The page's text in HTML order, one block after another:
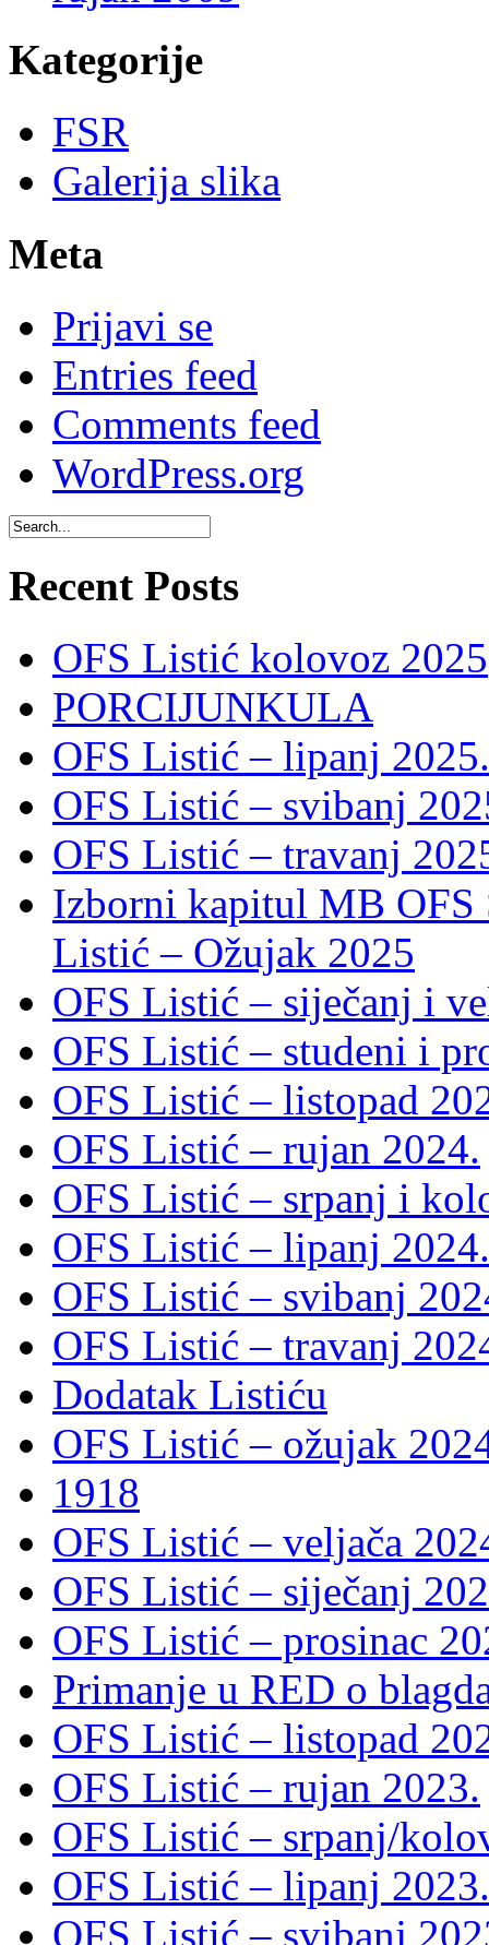
Kategorije
FSR
Galerija slika
Meta
Prijavi se
Entries feed
Comments feed
WordPress.org
Recent Posts
OFS Listić kolovoz 2025
PORCIJUNKULA
OFS Listić – lipanj 2025.
OFS Listić – svibanj
OFS Listić – travanj
Izborni kapitul MB OFS
Listić – Ožujak 2025
OFS Listić – siječanj i
OFS Listić – studeni i
OFS Listić – listopad
OFS Listić – rujan 2024.
OFS Listić – srpanj i
OFS Listić – lipanj 2024.
OFS Listić – svibanj
OFS Listić – travanj
Dodatak Listiću
OFS Listić – ožujak
1918
OFS Listić – veljača
OFS Listić – siječanj
OFS Listić – prosinac
Primanje u RED o
OFS Listić – listopad
OFS Listić – rujan 2023.
OFS Listić – srpanj/
OFS Listić – lipanj 2023.
OFS Listić – svibanj